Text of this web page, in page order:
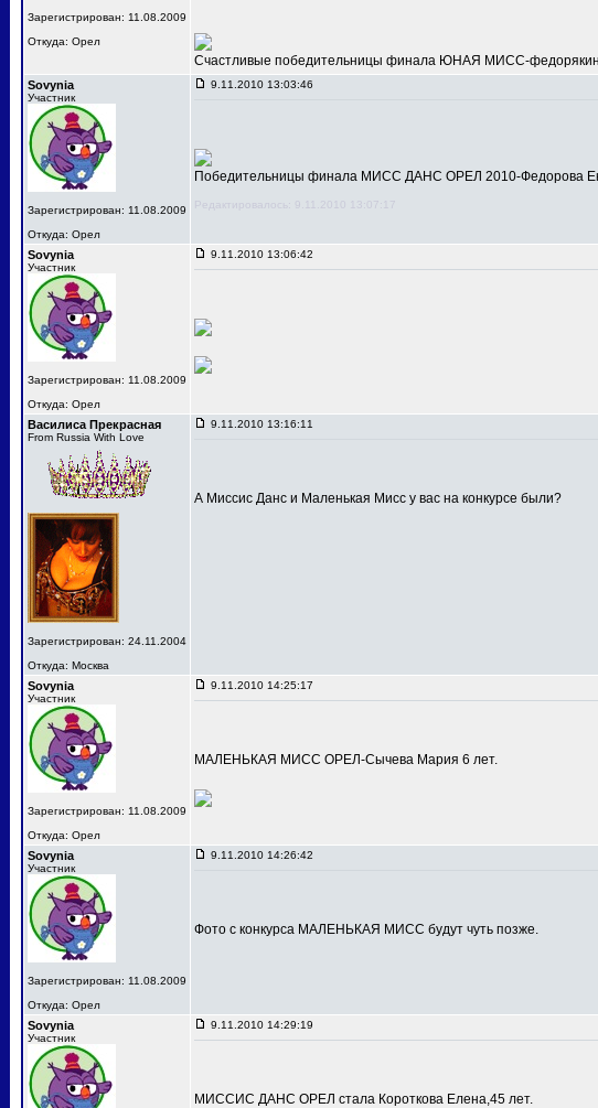
Зарегистрирован: 11.08.2009
Откуда: Орел
Счастливые победительницы финала ЮНАЯ МИСС-
Sovynia
Участник
Зарегистрирован: 11.08.2009
Откуда: Орел
9.11.2010 13:03:46
Победительницы финала МИСС ДАНС ОРЕЛ 2010-Федорова
Редактировалось: 9.11.2010 13:07:17
Sovynia
Участник
Зарегистрирован: 11.08.2009
Откуда: Орел
9.11.2010 13:06:42
Василиса Прекрасная
From Russia With Love
Зарегистрирован: 24.11.2004
Откуда: Москва
9.11.2010 13:16:11
А Миссис Данс и Маленькая Мисс у вас на конкурсе были?
Sovynia
Участник
Зарегистрирован: 11.08.2009
Откуда: Орел
9.11.2010 14:25:17
МАЛЕНЬКАЯ МИСС ОРЕЛ-Сычева Мария 6 лет.
Sovynia
Участник
Зарегистрирован: 11.08.2009
Откуда: Орел
9.11.2010 14:26:42
Фото с конкурса МАЛЕНЬКАЯ МИСС будут чуть позже.
Sovynia
Участник
9.11.2010 14:29:19
МИССИС ДАНС ОРЕЛ стала Короткова Елена,45 лет.